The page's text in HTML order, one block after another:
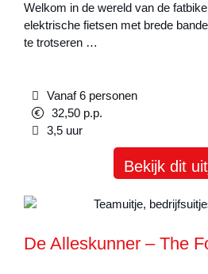
Welkom in de wereld van de
elektrische fietsen met brede
te trotseren …
Vanaf 6 personen
32,50 p.p.
3,5 uur
Bekijk dit
De Alleskunner – The